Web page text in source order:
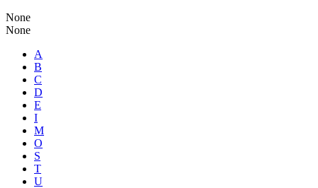
None
None
A
B
C
D
E
I
M
O
S
T
U